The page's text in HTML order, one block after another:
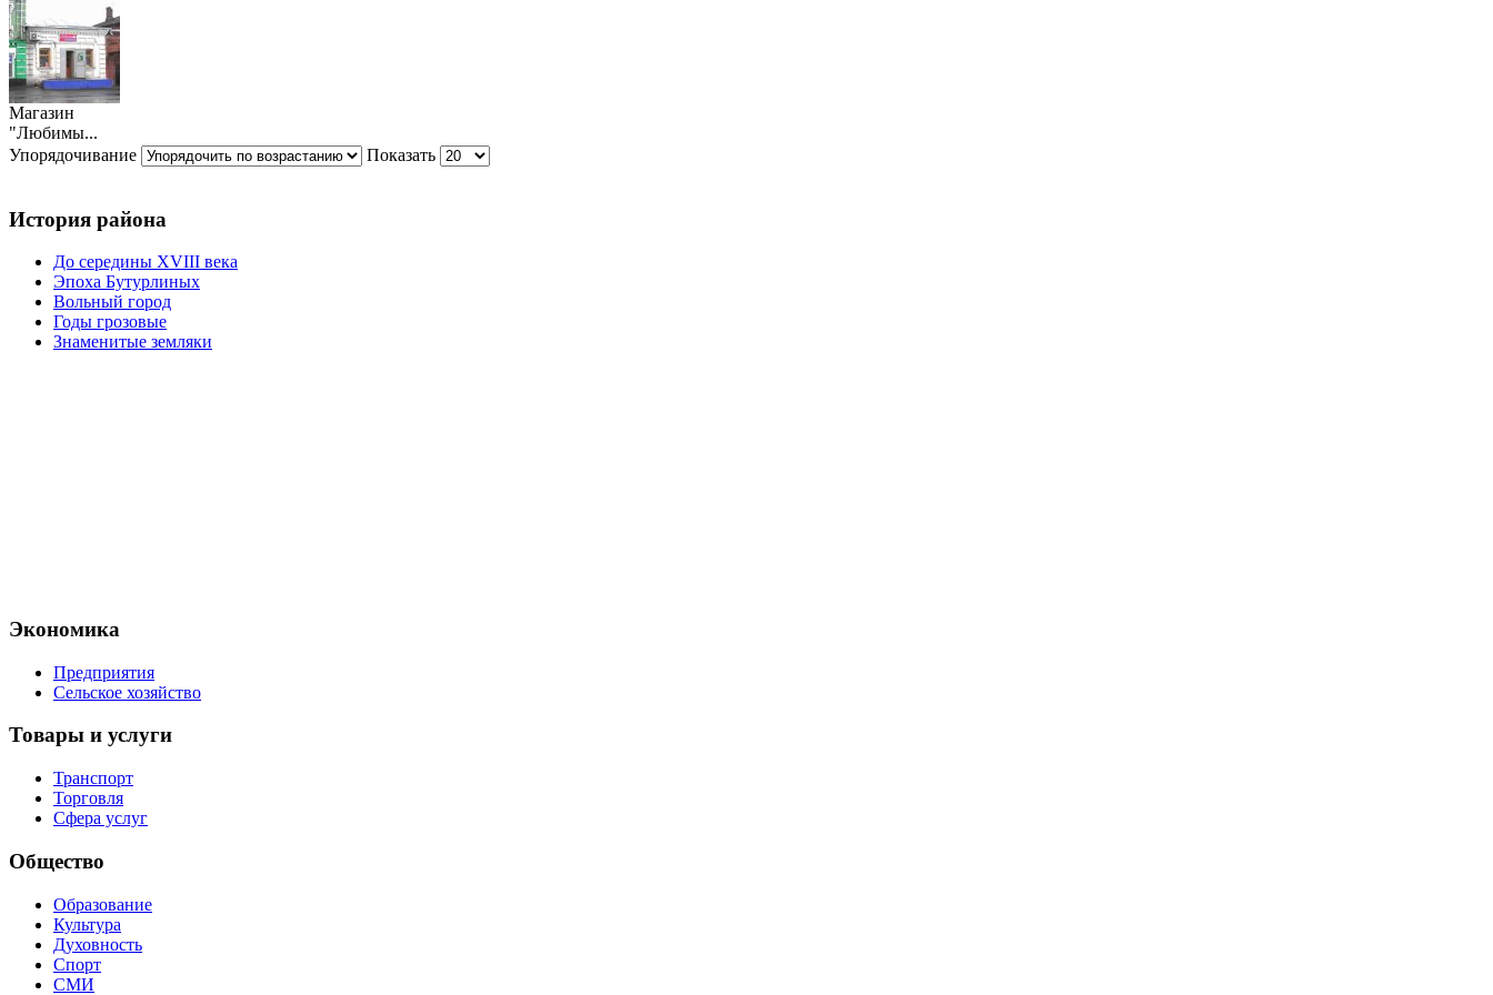
Магазин
"Любимы...
Упорядочивание
Показать
История района
До середины XVIII века
Эпоха Бутурлиных
Вольный город
Годы грозовые
Знаменитые земляки
Экономика
Предприятия
Сельское хозяйство
Товары и услуги
Транспорт
Торговля
Сфера услуг
Общество
Образование
Культура
Духовность
Спорт
СМИ